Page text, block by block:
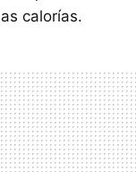
calorías.